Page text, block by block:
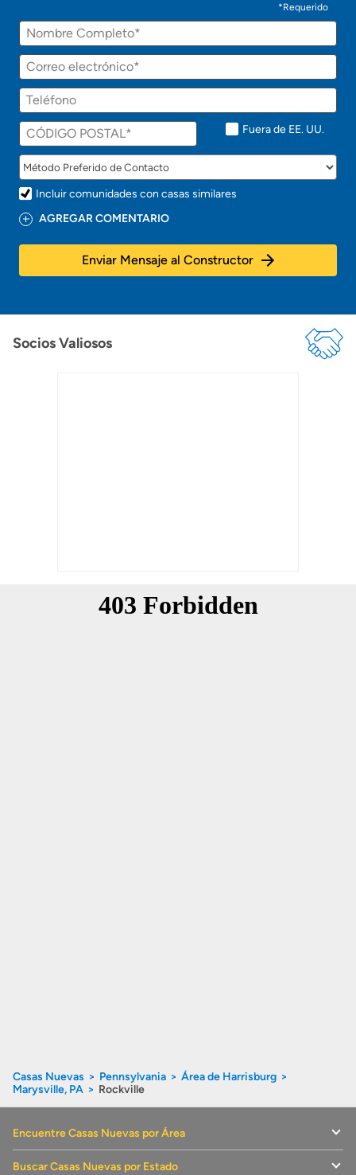
r
á
r
n
t
!
*Requerido
Nombre
Correo
electrónico
Teléfono
Fuera de EE. UU.
Incluir comunidades con casas similares
AGREGAR COMENTARIO
Enviar Mensaje al Constructor
Socios Valiosos
Casas Nuevas Pennsylvania
Área de Harrisburg
Marysville, PA
Rockville
Encuentre Casas Nuevas por Área
Buscar Casas Nuevas por Estado